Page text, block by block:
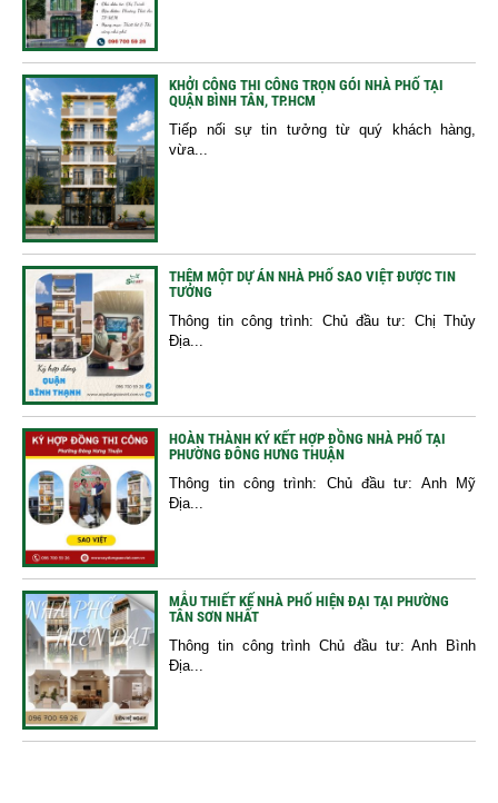
KHỞI CÔNG THI CÔNG TRỌN GÓI NHÀ PHỐ TẠI
QUẬN BÌNH TÂN, TP.HCM
Tiếp nối sự tin tưởng từ quý khách hàng,
vừa...
THÊM MỘT DỰ ÁN NHÀ PHỐ SAO VIỆT ĐƯỢC TIN
TƯỞNG
Thông tin công trình: Chủ đầu tư: Chị Thủy
Địa...
HOÀN THÀNH KÝ KẾT HỢP ĐỒNG NHÀ PHỐ TẠI
PHƯỜNG ĐÔNG HƯNG THUẬN
Thông tin công trình: Chủ đầu tư: Anh Mỹ
Địa...
MẪU THIẾT KẾ NHÀ PHỐ HIỆN ĐẠI TẠI PHƯỜNG
TÂN SƠN NHẤT
Thông tin công trình Chủ đầu tư: Anh Bình
Địa...